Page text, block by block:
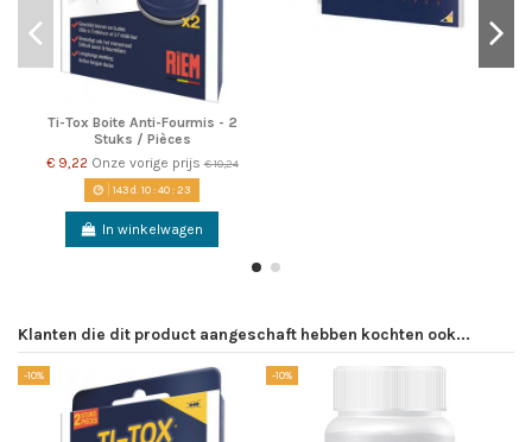
Ti-Tox Boite Anti-Fourmis - 2
Stuks / Pièces
€ 9,22 Onze vorige prijs€ 10,24
143d. 10:40:22
In winkelwagen
Klanten die dit product aangeschaft hebben kochten ook...
-10% -10%